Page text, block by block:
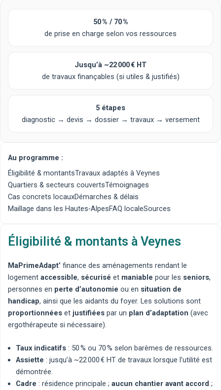
50 % / 70 %
de prise en charge selon vos ressources
Jusqu’à ~22 000 € HT
de travaux finançables (si utiles & justifiés)
5 étapes
diagnostic → devis → dossier → travaux → versement
Au programme :
Éligibilité & montantsTravaux adaptés à Veynes
Quartiers & secteurs couvertsTémoignages
Cas concrets locauxDémarches & délais
Maillage dans les Hautes‑AlpesFAQ localeSources
Éligibilité & montants à Veynes
MaPrimeAdapt’ finance des aménagements rendant le
logement accessible, sécurisé et maniable pour les seniors,
personnes en perte d’autonomie ou en situation de
handicap, ainsi que les aidants du foyer. Les solutions sont
proportionnéeset justifiéespar un plan d’adaptation (avec
ergothérapeute si nécessaire).
Taux indicatifs: 50 % ou 70 % selon barèmes de ressources.
Assiette : jusqu’à ~22 000 € HT de travaux lorsque l’utilité est
démontrée.
Cadre : résidence principale ; aucun chantier avant accord ;